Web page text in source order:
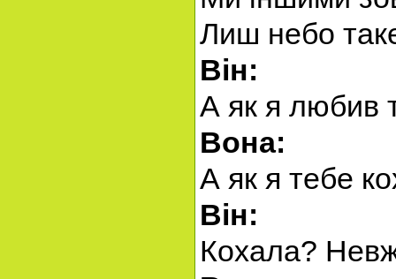
Лиш небо
Він:
А як я любив
Вона:
А як я тебе
Він:
Кохала?